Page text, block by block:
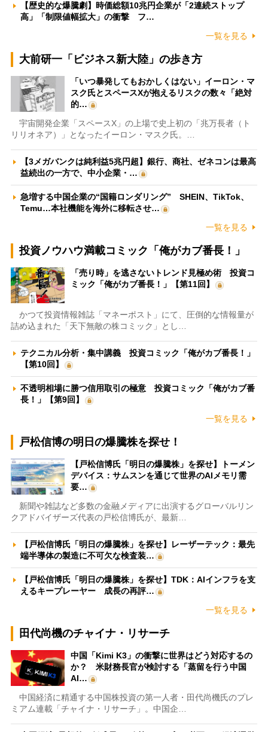
【歴史的な爆騰劇】時価総額10兆円企業が「2連続ストップ
高」「制限値幅拡大」の衝撃 フ…
一覧を見る
大前研一「ビジネス新大陸」の歩き方
「いつ暴発してもおかしくはない」イーロン・マ
スク氏とスペースXが抱えるリスクの数々「絶対
的…
宇宙開発企業「スペースX」の上場で史上初の「兆万長者（ト
リリオネア）」となったイーロン・マスク氏。…
【3メガバンクは純利益5兆円超】銀行、商社、ゼネコンは最高
益続出の一方で、中小企業・…
急増する中国企業の“国籍ロンダリング” SHEIN、TikTok、
Temu…本社機能を海外に移転させ…
一覧を見る
投資ノウハウ満載コミック「俺がカブ番長！」
「売り時」を逃さないトレンド見極め術 投資コ
ミック「俺がカブ番長！」【第11回】
かつて投資情報雑誌「マネーポスト」にて、圧倒的な情報量が
詰め込まれた「天下無敵の株コミック」とし…
テクニカル分析・集中講義 投資コミック「俺がカブ番長！」
【第10回】
不透明相場に勝つ信用取引の極意 投資コミック「俺がカブ番
長！」【第9回】
一覧を見る
戸松信博の明日の爆騰株を探せ！
【戸松信博氏「明日の爆騰株」を探せ】トーメン
デバイス：サムスンを通じて世界のAIメモリ需
要…
新聞や雑誌など多数の金融メディアに出演するグローバルリン
クアドバイザーズ代表の戸松信博氏が、最新…
【戸松信博氏「明日の爆騰株」を探せ】レーザーテック：最先
端半導体の製造に不可欠な検査装…
【戸松信博氏「明日の爆騰株」を探せ】TDK：AIインフラを支
えるキープレーヤー 成長の再評…
一覧を見る
田代尚機のチャイナ・リサーチ
中国「Kimi K3」の衝撃に世界はどう対応するの
か？ 米財務長官が検討する「蒸留を行う中国
AI…
中国経済に精通する中国株投資の第一人者・田代尚機氏のプレ
ミアム連載「チャイナ・リサーチ」。中国企…